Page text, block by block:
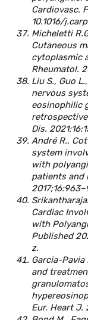
Cardiovasc.
10.1016/
Micheletti
Cutaneous
cytoplasmic
Rheumatol.
Liu S., Guo
nervous
eosinophilic
Dis.
André R.,
system
with
patients and
Cardiac
with
Published
z.
Garcia-Pavia
and
Eur. Heart J.